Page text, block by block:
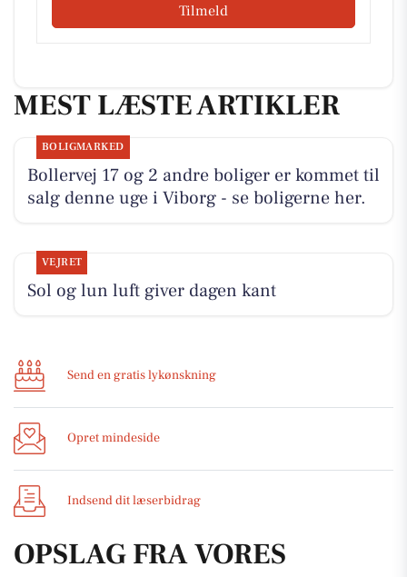
Tilmeld
MEST LÆSTE ARTIKLER
BOLIGMARKED
Bollervej 17 og 2 andre boliger er kommet til
salg denne uge i Viborg - se boligerne her.
VEJRET
Sol og lun luft giver dagen kant
Send en gratis lykønskning
Opret mindeside
Indsend dit læserbidrag
OPSLAG FRA VORES